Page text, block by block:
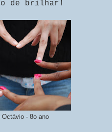
de brilhar!
Octávio - 8o ano